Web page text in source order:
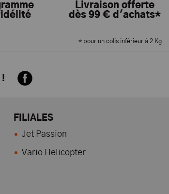
Livraison offerte
dès 99 € d'achats*
* pour un colis inférieur à 2 Kg
!
FILIALES
Jet Passion
Vario Helicopter